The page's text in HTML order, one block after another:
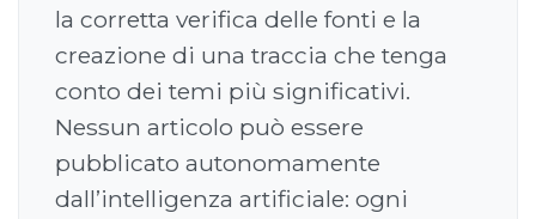
la corretta verifica delle fonti e la
creazione di una traccia che tenga
conto dei temi più significativi.
Nessun articolo può essere
pubblicato autonomamente
dall’intelligenza artificiale: ogni